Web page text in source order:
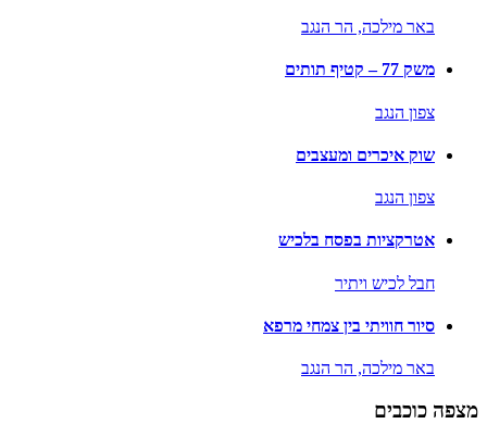
באר מילכה, הר הנגב
משק 77 – קטיף תותים
צפון הנגב
שוק איכרים ומעצבים
צפון הנגב
אטרקציות בפסח בלכיש
חבל לכיש ויתיר
סיור חוויתי בין צמחי מרפא
באר מילכה, הר הנגב
מצפה כוכבים